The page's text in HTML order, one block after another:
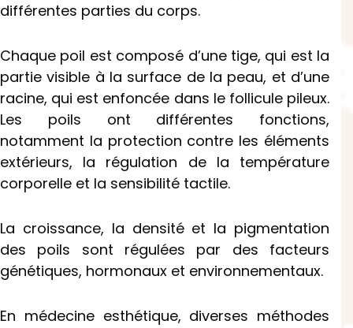
différentes parties du corps.
Chaque poil est composé d’une tige, qui est la
partie visible à la surface de la peau, et d’une
racine, qui est enfoncée dans le follicule pileux.
Les poils ont différentes fonctions,
notamment la protection contre les éléments
extérieurs, la régulation de la température
corporelle et la sensibilité tactile.
La croissance, la densité et la pigmentation
des poils sont régulées par des facteurs
génétiques, hormonaux et environnementaux.
En médecine esthétique, diverses méthodes